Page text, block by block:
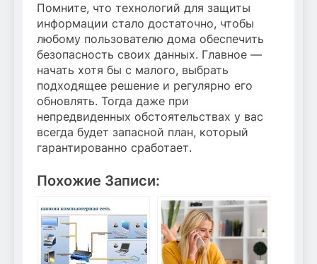
Помните, что технологий для защиты
информации стало достаточно, чтобы
любому пользователю дома обеспечить
безопасность своих данных. Главное —
начать хотя бы с малого, выбрать
подходящее решение и регулярно его
обновлять. Тогда даже при
непредвиденных обстоятельствах у вас
всегда будет запасной план, который
гарантированно сработает.
Похожие Записи: